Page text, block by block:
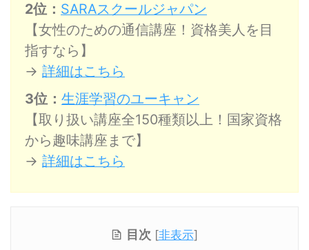
2位： SARAスクールジャパン
【女性のための通信講座！資格美人を目
指すなら】
→ 詳細はこちら
3位： 生涯学習のユーキャン
【取り扱い講座全150種類以上！国家資格
から趣味講座まで】
→ 詳細はこちら
目次 [非表示]